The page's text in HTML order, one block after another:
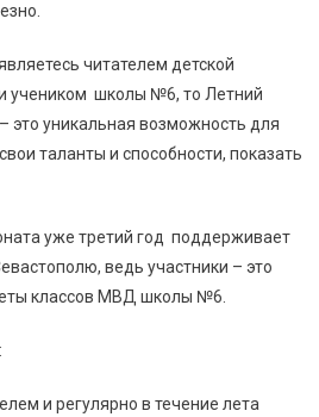
читателем детской
учеником школы №6, то Летний
это уникальная возможность для
таланты и способности, показать
уже третий год поддерживает
ведь участники – это
классов МВД школы №6.
и регулярно в течение лета